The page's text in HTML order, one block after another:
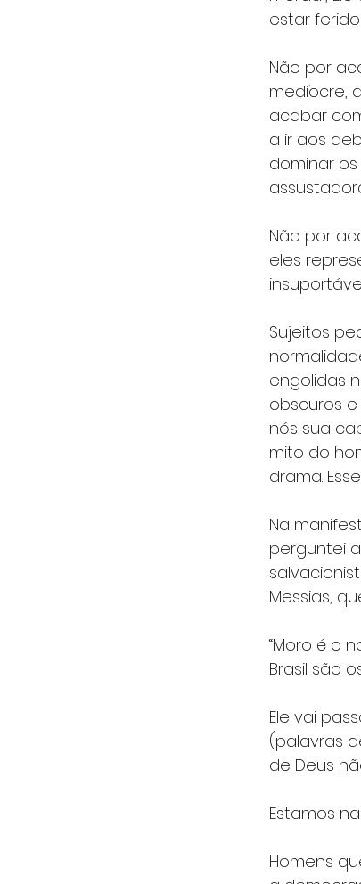
estar
Não por
medíocre,
acabar
a ir aos
dominar
Não por
eles
Sujeitos
engolidas
obscuros
nós sua
mito do
drama.
Na
perguntei
Messias,
“Moro é o
Brasil são
Ele vai
(palavras
de Deus
Estamos
Homens